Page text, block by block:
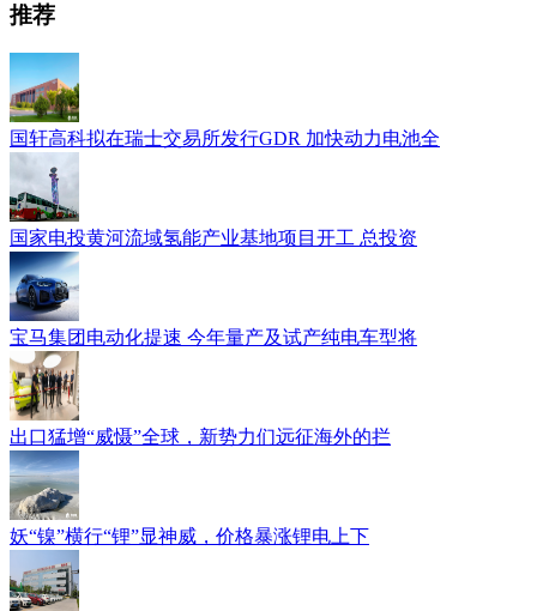
推荐
国轩高科拟在瑞士交易所发行GDR 加快动力电池全
国家电投黄河流域氢能产业基地项目开工 总投资
宝马集团电动化提速 今年量产及试产纯电车型将
出口猛增“威慑”全球，新势力们远征海外的拦
妖“镍”横行“锂”显神威，价格暴涨锂电上下